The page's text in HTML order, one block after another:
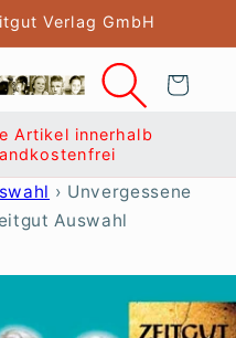
Verlag GmbH
Warenkorb
Artikel innerhalb
› Unvergessene
Auswahl